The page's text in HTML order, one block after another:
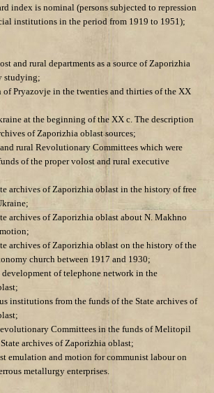
index is nominal (persons subjected to repression
institutions in the period from 1919 to 1951);
and rural departments as a source of Zaporizhia
studying;
Pryazovje in the twenties and thirties of the XX
at the beginning of the ХХ c. The description
of Zaporizhia oblastsources;
rural Revolutionary Committees which were
of the proper volost and rural executive
archives of Zaporizhia oblast in the history of free
archives of Zaporizhia oblast about N. Makhno
archives of Zaporizhia oblast on the history of the
church between 1917 and 1930;
development of telephone network in the
institutions from the funds of the State archives of
Committees in the funds of Melitopil
archives of Zaporizhia oblast;
emulation and motion for communist labour on
metallurgy enterprises.